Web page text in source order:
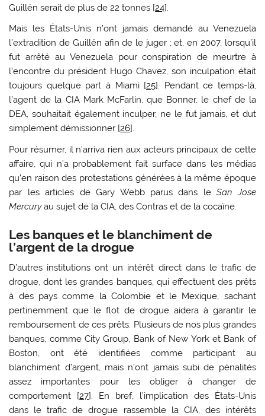
Guillén serait de plus de 22 tonnes [24].
Mais les États-Unis n’ont jamais demandé au Venezuela
l’extradition de Guillén afin de le juger ; et, en 2007, lorsqu’il
fut arrêté au Venezuela pour conspiration de meurtre à
l’encontre du président Hugo Chavez, son inculpation était
toujours quelque part à Miami [25]. Pendant ce temps-là,
l’agent de la CIA Mark McFarlin, que Bonner, le chef de la
DEA, souhaitait également inculper, ne le fut jamais, et dut
simplement démissionner [26].
Pour résumer, il n’arriva rien aux acteurs principaux de cette
affaire, qui n’a probablement fait surface dans les médias
qu’en raison des protestations générées à la même époque
par les articles de Gary Webb parus dans leSan Jose
Mercuryau sujet de la CIA, des Contras et de la cocaïne.
Les banques et le blanchiment de
l’argent de la drogue
D’autres institutions ont un intérêt direct dans le trafic de
drogue, dont les grandes banques, qui effectuent des prêts
à des pays comme la Colombie et le Mexique, sachant
pertinemment que le flot de drogue aidera à garantir le
remboursement de ces prêts. Plusieurs de nos plus grandes
banques, comme City Group, Bank of New York et Bank of
Boston, ont été identifiées comme participant au
blanchiment d’argent, mais n’ont jamais subi de pénalités
assez importantes pour les obliger à changer de
comportement [27]. En bref, l’implication des États-Unis
dans le trafic de drogue rassemble la CIA, des intérêts